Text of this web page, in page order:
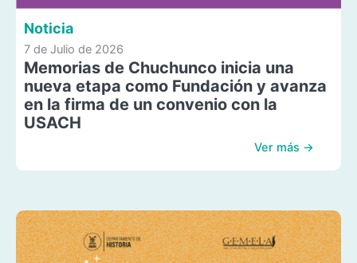
Noticia
7 de Julio de 2026
Memorias de Chuchunco inicia una
nueva etapa como Fundación y avanza
en la firma de un convenio con la
USACH
Ver más →